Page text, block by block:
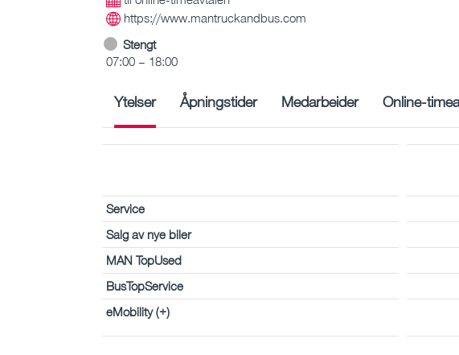
https://www.mantruckandbus.com
Stengt
07:00 – 18:00
Ytelser Åpningstider Medarbeider Online-
Service
Salg av nye biler
MAN TopUsed
BusTopService
eMobility (+)